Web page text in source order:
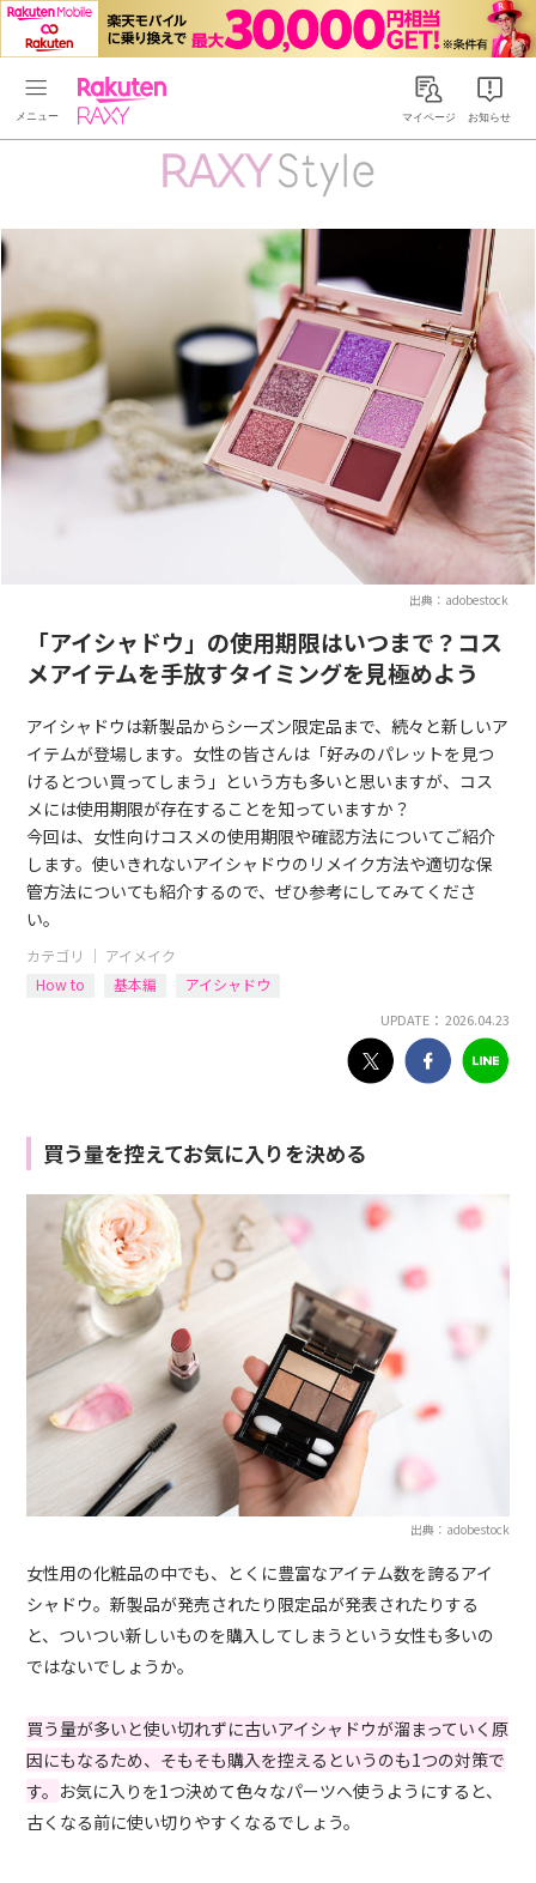
Rakuten RAXYマイページ お知らせ
出典：adobestock
「アイシャドウ」の使用期限はいつまで？コス
メアイテムを手放すタイミングを見極めよう
アイシャドウは新製品からシーズン限定品まで、続々と新しいア
イテムが登場します。女性の皆さんは「好みのパレットを見つ
けるとつい買ってしまう」という方も多いと思いますが、コス
メには使用期限が存在することを知っていますか？
今回は、女性向けコスメの使用期限や確認方法についてご紹介
します。使いきれないアイシャドウのリメイク方法や適切な保
管方法についても紹介するので、ぜひ参考にしてみてくださ
い。
カテゴリ ｜ アイメイク
How to
基本編 アイシャドウ
UPDATE： 2026.04.23
買う量を控えてお気に入りを決める
出典：adobestock
女性用の化粧品の中でも、とくに豊富なアイテム数を誇るアイ
シャドウ。新製品が発売されたり限定品が発表されたりする
と、ついつい新しいものを購入してしまうという女性も多いの
ではないでしょうか。
買う量が多いと使い切れずに古いアイシャドウが溜まっていく原
因にもなるため、そもそも購入を控えるというのも1つの対策で
す。 お気に入りを1つ決めて色々なパーツへ使うようにすると、
古くなる前に使い切りやすくなるでしょう。